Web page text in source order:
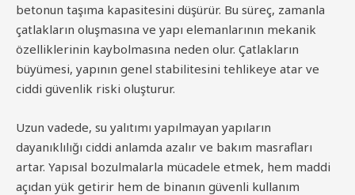
betonun taşıma kapasitesini düşürür. Bu süreç, zamanla
çatlakların oluşmasına ve yapı elemanlarının mekanik
özelliklerinin kaybolmasına neden olur. Çatlakların
büyümesi, yapının genel stabilitesini tehlikeye atar ve
ciddi güvenlik riski oluşturur.
Uzun vadede, su yalıtımı yapılmayan yapıların
dayanıklılığı ciddi anlamda azalır ve bakım masrafları
artar. Yapısal bozulmalarla mücadele etmek, hem maddi
açıdan yük getirir hem de binanın güvenli kullanım